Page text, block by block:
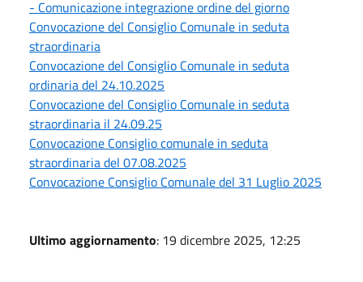
- Comunicazione integrazione ordine del giorno
Convocazione del Consiglio Comunale in seduta
straordinaria
Convocazione del Consiglio Comunale in seduta
ordinaria del 24.10.2025
Convocazione del Consiglio Comunale in seduta
straordinaria il 24.09.25
Convocazione Consiglio comunale in seduta
straordinaria del 07.08.2025
Convocazione Consiglio Comunale del 31 Luglio 2025
Ultimo aggiornamento: 19 dicembre 2025, 12:25